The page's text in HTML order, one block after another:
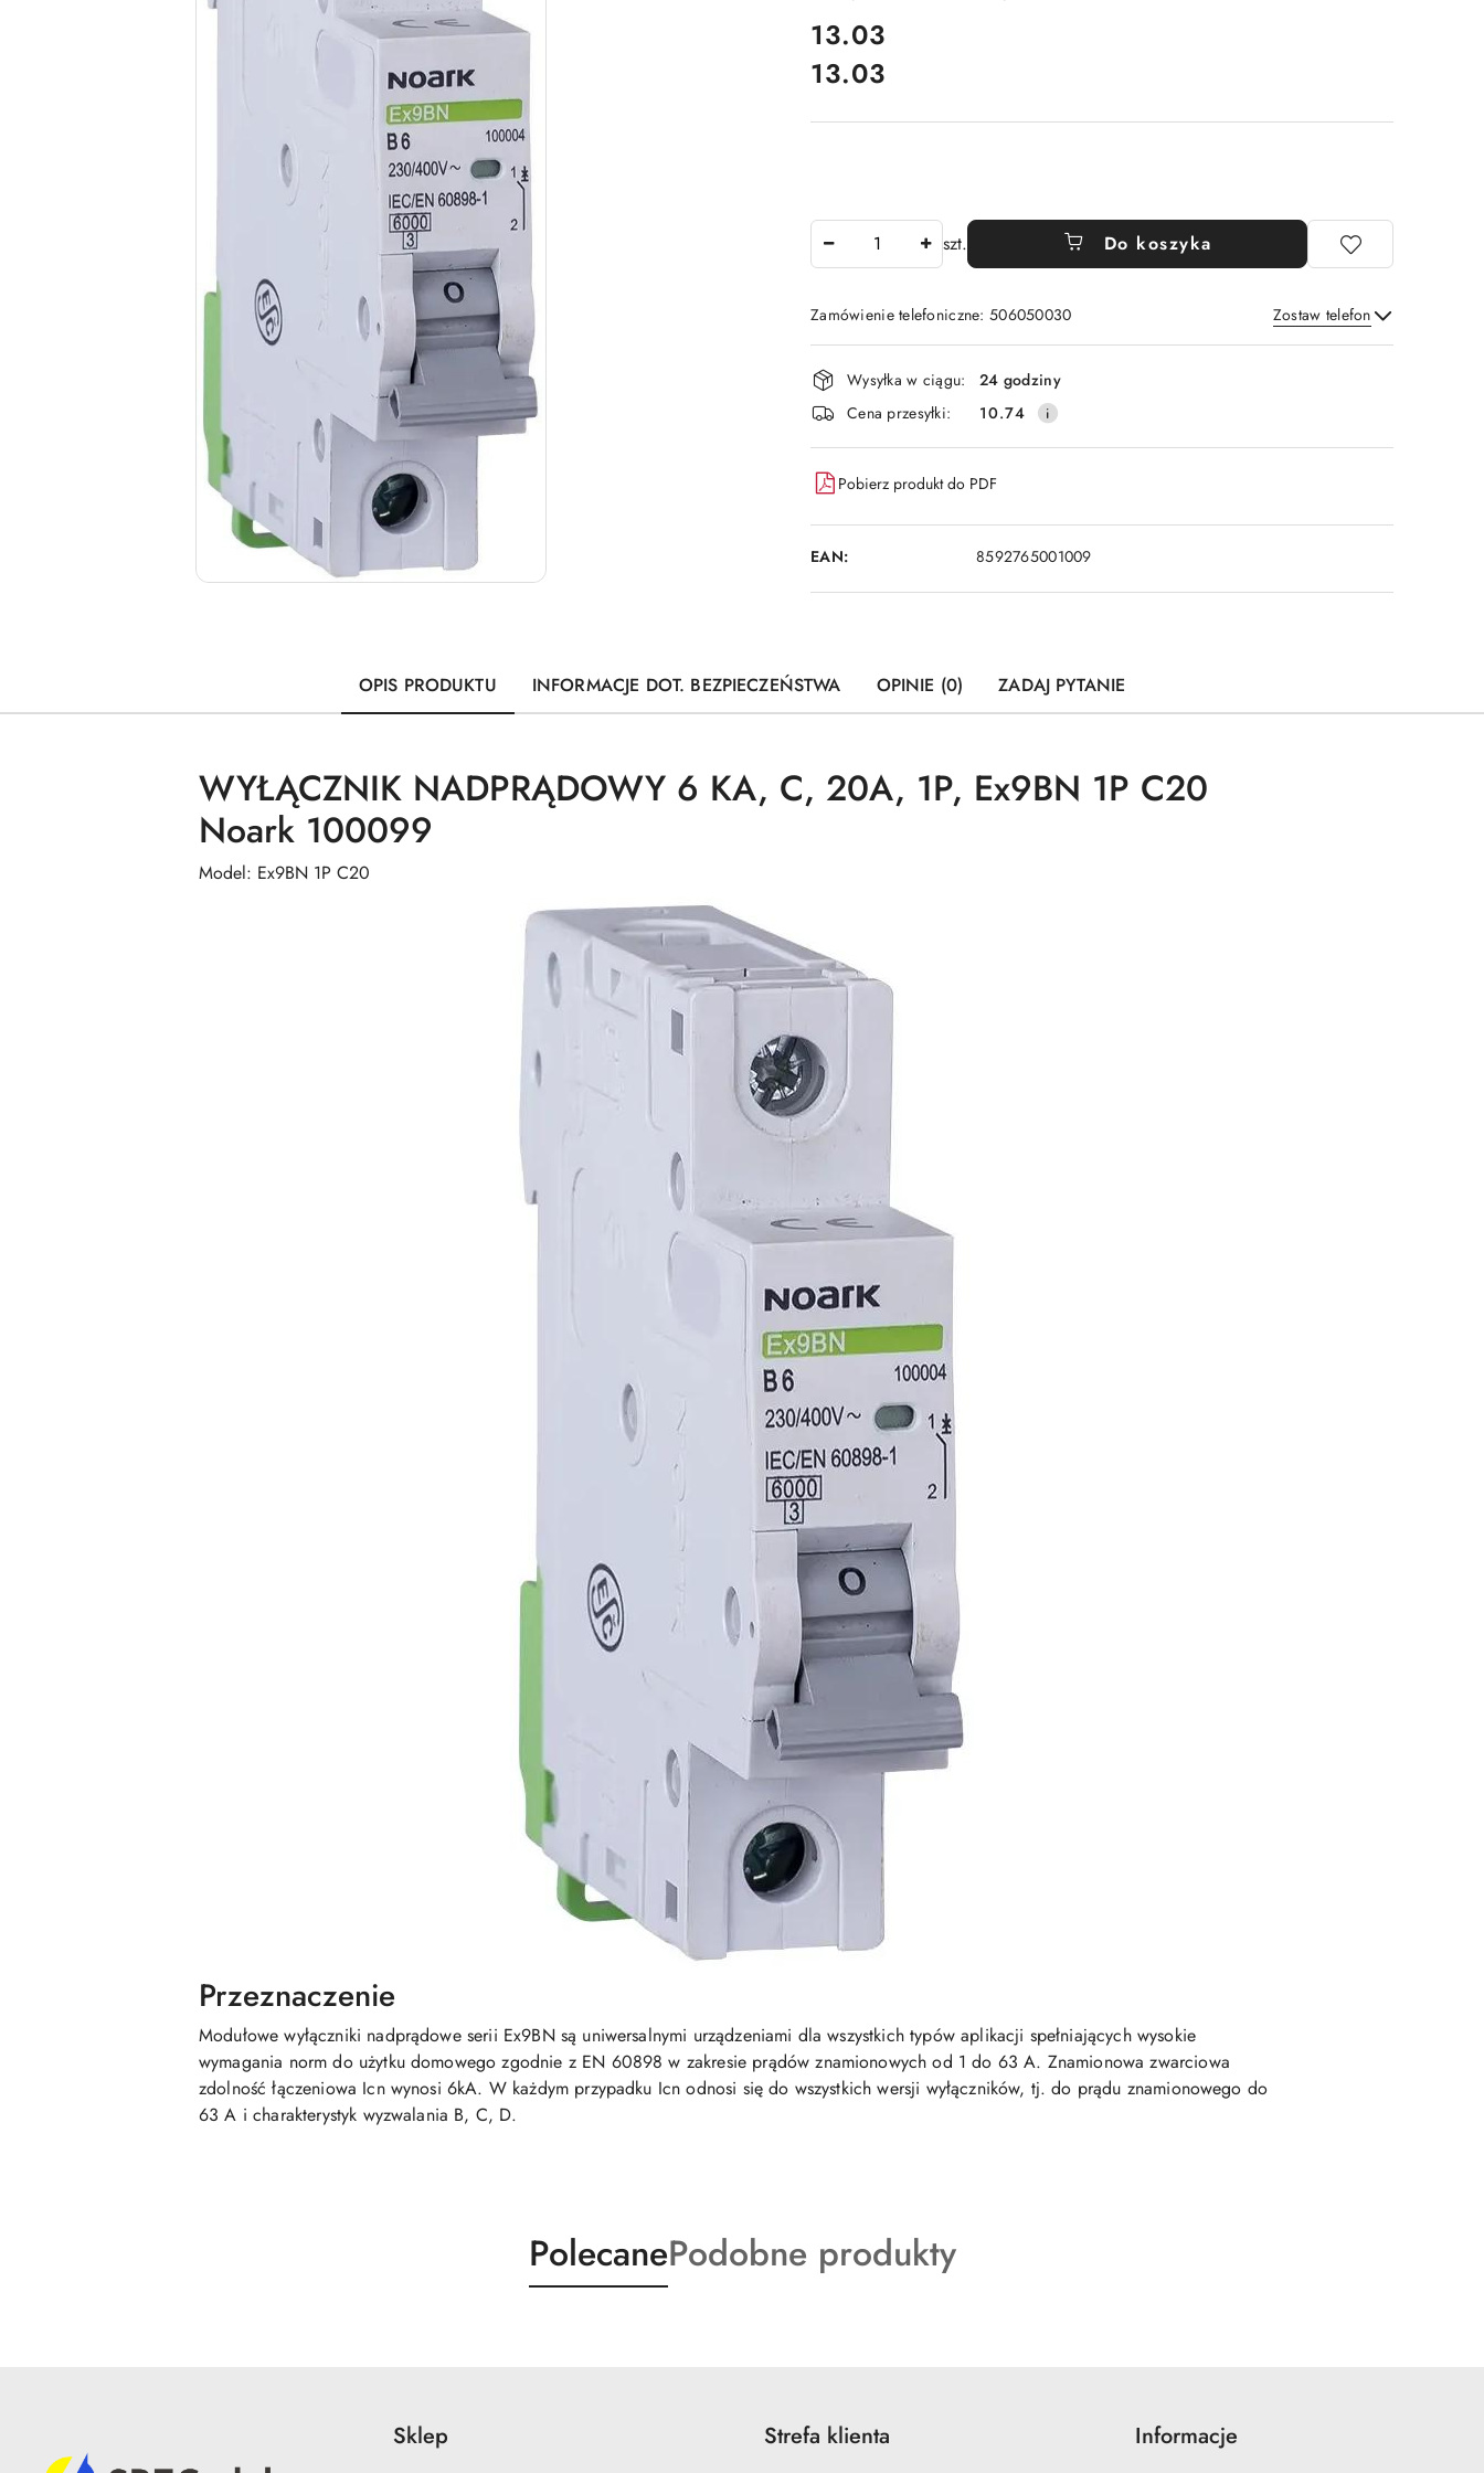
cena:
13.03
Cena:
13.03
szt. Do koszyka
Zamówienie telefoniczne: 506050030 Zostaw telefon
Wyślij
Dostępność
i
dostawa
Wysyłka w ciągu:
24 godziny
Cena przesyłki:
10.74
Pobierz produkt do PDF
EAN: 8592765001009
OPIS PRODUKTU INFORMACJE DOT. BEZPIECZEŃSTWA OPINIE (0) ZADAJ PYTANIE
WYŁĄCZNIK NADPRĄDOWY 6 KA, C, 20A, 1P, Ex9BN 1P C20
Noark 100099
Model: Ex9BN 1P C20
Przeznaczenie
Modułowe wyłączniki nadprądowe serii Ex9BN są uniwersalnymi urządzeniami dla wszystkich typów aplikacji spełniających wysokie
wymagania norm do użytku domowego zgodnie z EN 60898 w zakresie prądów znamionowych od 1 do 63 A. Znamionowa zwarciowa
zdolność łączeniowa Icn wynosi 6kA. W każdym przypadku Icn odnosi się do wszystkich wersji wyłączników, tj. do prądu znamionowego do
63 A i charakterystyk wyzwalania B, C, D.
Produkty
o
PolecaneProdukty
o
Podobne produkty
Sklep Strefa klienta Informacje